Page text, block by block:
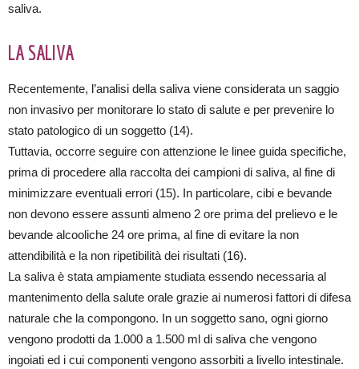
saliva.
LA SALIVA
Recentemente, l’analisi della saliva viene considerata un saggio
non invasivo per monitorare lo stato di salute e per prevenire lo
stato patologico di un soggetto (14).
Tuttavia, occorre seguire con attenzione le linee guida specifiche,
prima di procedere alla raccolta dei campioni di saliva, al fine di
minimizzare eventuali errori (15). In particolare, cibi e bevande
non devono essere assunti almeno 2 ore prima del prelievo e le
bevande alcooliche 24 ore prima, al fine di evitare la non
attendibilità e la non ripetibilità dei risultati (16).
La saliva è stata ampiamente studiata essendo necessaria al
mantenimento della salute orale grazie ai numerosi fattori di difesa
naturale che la compongono. In un soggetto sano, ogni giorno
vengono prodotti da 1.000 a 1.500 ml di saliva che vengono
ingoiati ed i cui componenti vengono assorbiti a livello intestinale.